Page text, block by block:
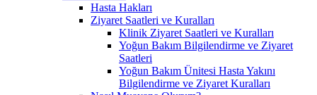
Hasta Hakları
Ziyaret Saatleri ve Kuralları
Klinik Ziyaret Saatleri ve Kuralları
Yoğun Bakım Bilgilendirme ve Ziyaret
Saatleri
Yoğun Bakım Ünitesi Hasta Yakını
Bilgilendirme ve Ziyaret Kuralları